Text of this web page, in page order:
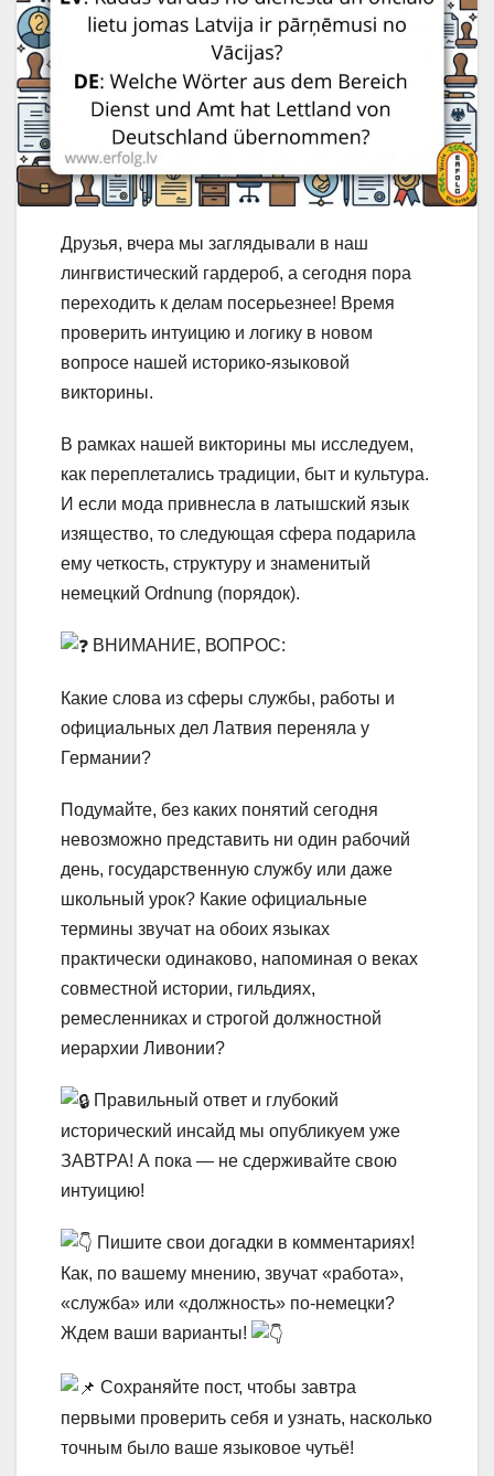
Друзья, вчера мы заглядывали в наш
лингвистический гардероб, а сегодня пора
переходить к делам посерьезнее! Время
проверить интуицию и логику в новом
вопросе нашей историко-языковой
викторины.
В рамках нашей викторины мы исследуем,
как переплетались традиции, быт и культура.
И если мода привнесла в латышский язык
изящество, то следующая сфера подарила
ему четкость, структуру и знаменитый
немецкий Ordnung (порядок).
ВНИМАНИЕ, ВОПРОС:
Какие слова из сферы службы, работы и
официальных дел Латвия переняла у
Германии?
Подумайте, без каких понятий сегодня
невозможно представить ни один рабочий
день, государственную службу или даже
школьный урок? Какие официальные
термины звучат на обоих языках
практически одинаково, напоминая о веках
совместной истории, гильдиях,
ремесленниках и строгой должностной
иерархии Ливонии?
Правильный ответ и глубокий
исторический инсайд мы опубликуем уже
ЗАВТРА! А пока — не сдерживайте свою
интуицию!
Пишите свои догадки в комментариях!
Как, по вашему мнению, звучат «работа»,
«служба» или «должность» по-немецки?
Ждем ваши варианты!
Сохраняйте пост, чтобы завтра
первыми проверить себя и узнать, насколько
точным было ваше языковое чутьё!